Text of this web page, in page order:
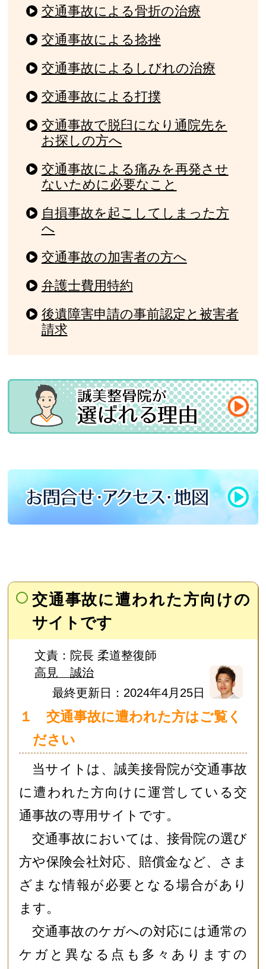
交通事故による骨折の治療
交通事故による捻挫
交通事故によるしびれの治療
交通事故による打撲
交通事故で脱臼になり通院先を
お探しの方へ
交通事故による痛みを再発させ
ないために必要なこと
自損事故を起こしてしまった方
へ
交通事故の加害者の方へ
弁護士費用特約
後遺障害申請の事前認定と被害者
請求
交通事故に遭われた方向けの
サイトです
文責：院長 柔道整復師
高見 誠治
最終更新日：2024年4月25日
１ 交通事故に遭われた方はご覧く
ださい
当サイトは、誠美接骨院が交通事故
に遭われた方向けに運営している交
通事故の専用サイトです。
交通事故においては、接骨院の選び
方や保険会社対応、賠償金など、さま
ざまな情報が必要となる場合があり
ます。
交通事故のケガへの対応には通常の
ケガと異なる点も多々ありますの